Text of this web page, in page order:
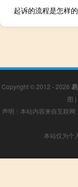
起诉的流程是怎样的
Copyright © 2012 - 2026
图 |
声明：本站内容来自互联
本站仅为个